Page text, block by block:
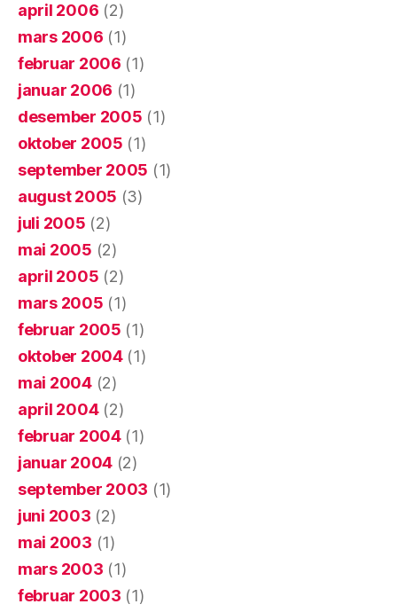
april 2006 (2)
mars 2006 (1)
februar 2006 (1)
januar 2006 (1)
desember 2005 (1)
oktober 2005 (1)
september 2005 (1)
august 2005 (3)
juli 2005 (2)
mai 2005 (2)
april 2005 (2)
mars 2005 (1)
februar 2005 (1)
oktober 2004(1)
mai 2004(2)
april 2004(2)
februar 2004(1)
januar 2004 (2)
september 2003 (1)
juni 2003 (2)
mai 2003 (1)
mars 2003 (1)
februar 2003 (1)